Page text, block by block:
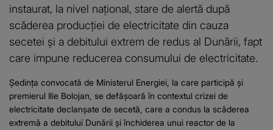
instaurat, la nivel național, stare de alertă după
scăderea producției de electricitate din cauza
secetei și a debitului extrem de redus al Dunării, fapt
care impune reducerea consumului de electricitate.
Ședința convocată de Ministerul Energiei, la care participă și
premierul Ilie Bolojan, se defășoară în contextul crizei de
electricitate declanșate de secetă, care a condus la scăderea
extremă a debitului Dunării și închiderea unui reactor de la